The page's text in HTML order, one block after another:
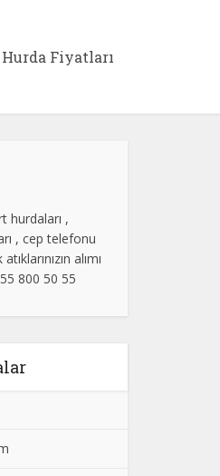
Fiyatları
hurdaları ,
, cep telefonu
alımı
800 50 55